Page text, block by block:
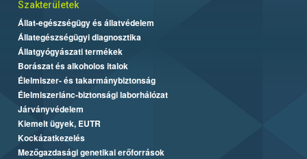
Szakterületek
Állat-egészségügy és állatvédelem
Állategészségügyi diagnosztika
Állatgyógyászati termékek
Borászat és alkoholos italok
Élelmiszer- és takarmánybiztonság
Élelmiszerlánc-biztonsági laborhálózat
Járványvédelem
Kiemelt ügyek, EUTR
Kockázatkezelés
Mezőgazdasági genetikai erőforrások